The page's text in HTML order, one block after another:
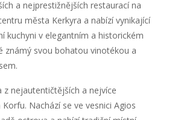
a nejprestižnějších restaurací na
města Kerkyra a nabízí vynikající
kuchyni v elegantním a historickém
známý svou bohatou vinotékou a
z nejautentičtějších a nejvíce
Nachází se ve vesnici Agios